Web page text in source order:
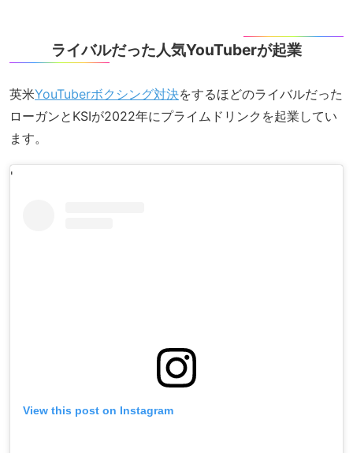
ライバルだった人気YouTuberが起業
英米YouTuberボクシング対決をするほどのライバルだった
ローガンとKSIが2022年にプライムドリンクを起業してい
ます。
'
View this post on Instagram